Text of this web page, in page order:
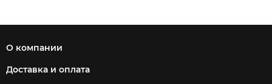
О компании
Доставка и оплата